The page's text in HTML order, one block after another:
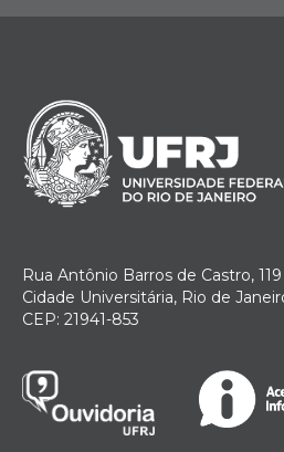
Rua Antônio Barros de Castro, 119
Cidade Universitária, Rio de
CEP: 21941-853